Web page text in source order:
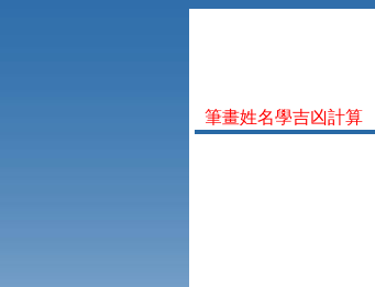
筆畫姓名學吉凶計算